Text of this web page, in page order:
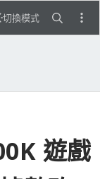
切換模式
遊戲